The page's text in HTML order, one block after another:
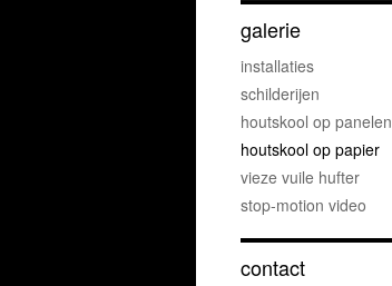
galerie
installaties
schilderijen
houtskool op panelen
houtskool op papier
vieze vuile hufter
stop-motion video
contact